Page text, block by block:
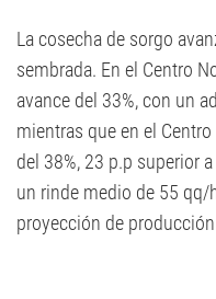
La cosecha de sorgo
sembrada. En el Centro
avance del 33%, con un
mientras que en el
del 38%, 23 p.p superior
un rinde medio de 55 qq/
proyección de